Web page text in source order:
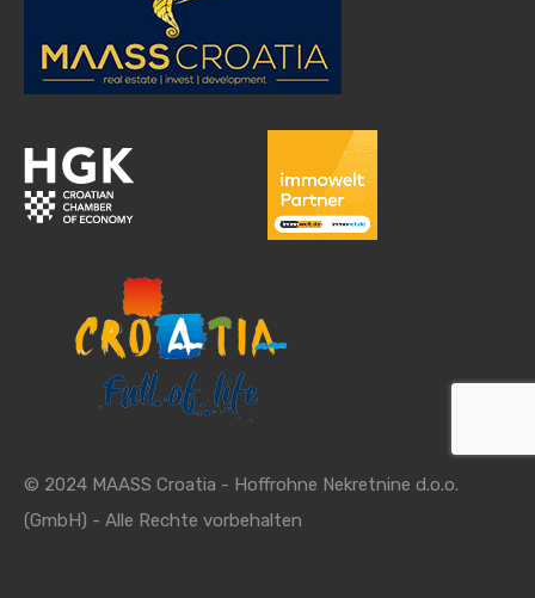
© 2024 MAASS Croatia - Hoffrohne Nekretnine d.o.o.
(GmbH) - Alle Rechte vorbehalten